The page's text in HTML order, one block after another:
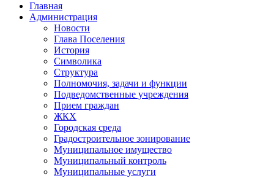
Главная
Администрация
Новости
Глава Поселения
История
Символика
Структура
Полномочия, задачи и функции
Подведомственные учреждения
Прием граждан
ЖКХ
Городская среда
Градостроительное зонирование
Муниципальное имущество
Муниципальный контроль
Муниципальные услуги